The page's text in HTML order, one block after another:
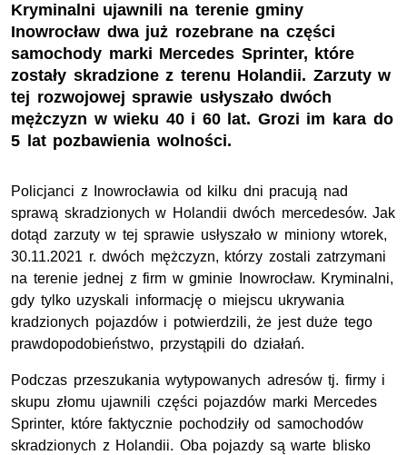
Kryminalni ujawnili na terenie gminy
Inowrocław dwa już rozebrane na części
samochody marki Mercedes Sprinter, które
zostały skradzione z terenu Holandii. Zarzuty w
tej rozwojowej sprawie usłyszało dwóch
mężczyzn w wieku 40 i 60 lat. Grozi im kara do
5 lat pozbawienia wolności.
Policjanci z Inowrocławia od kilku dni pracują nad
sprawą skradzionych w Holandii dwóch mercedesów. Jak
dotąd zarzuty w tej sprawie usłyszało w miniony wtorek,
30.11.2021 r. dwóch mężczyzn, którzy zostali zatrzymani
na terenie jednej z firm w gminie Inowrocław. Kryminalni,
gdy tylko uzyskali informację o miejscu ukrywania
kradzionych pojazdów i potwierdzili, że jest duże tego
prawdopodobieństwo, przystąpili do działań.
Podczas przeszukania wytypowanych adresów tj. firmy i
skupu złomu ujawnili części pojazdów marki Mercedes
Sprinter, które faktycznie pochodziły od samochodów
skradzionych z Holandii. Oba pojazdy są warte blisko